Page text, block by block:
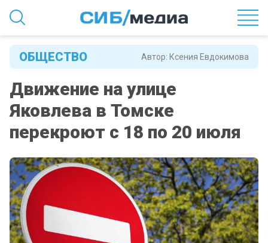
Автор: Ксения Евдокимова
ОБЩЕСТВО
Движение на улице
Яковлева в Томске
перекроют с 18 по 20 июля